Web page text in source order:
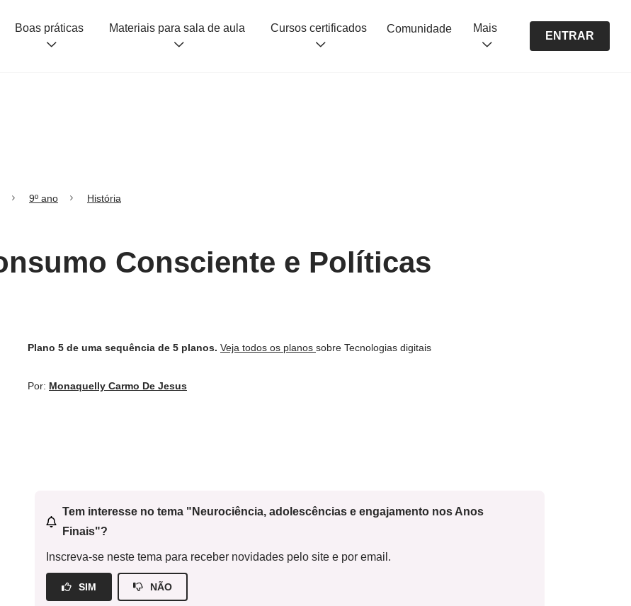
Boas práticas Materiais para sala de aula Cursos certificados Comunidade Mais
ENTRAR
9º ano História
Consciente e Políticas
Plano 5 de uma sequência de 5 planos. Veja todos os planos sobre Tecnologias digitais
Por: Monaquelly Carmo De Jesus
Tem interesse no tema "Neurociência, adolescências e engajamento nos Anos
Finais"?
Inscreva-se neste tema para receber novidades pelo site e por email.
SIM NÃO